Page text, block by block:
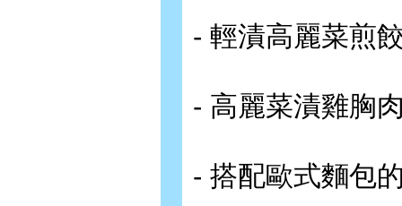
- 輕漬高麗菜煎
- 高麗菜漬雞胸
- 搭配歐式麵包